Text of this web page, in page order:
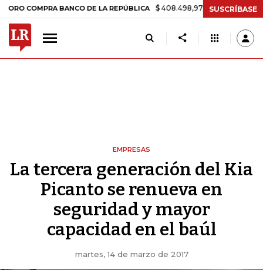
BANCO DE LA REPÚBLICA $ 408.498,97 +$ 8.753,81 +2,19%
SUSCRÍBASE
EMPRESAS
La tercera generación del Kia
Picanto se renueva en
seguridad y mayor
capacidad en el baúl
martes, 14 de marzo de 2017